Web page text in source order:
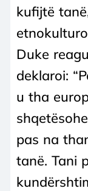
kufijtë
Duke
deklaroi:
u tha
pas na
tanë. Tani